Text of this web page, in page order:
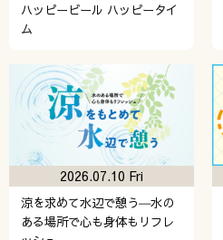
ハッピービール ハッピータイ
ム
涼を求めて水辺で憩う―水の
ある場所で心も身体もリフレ
2026.07.10 Fri